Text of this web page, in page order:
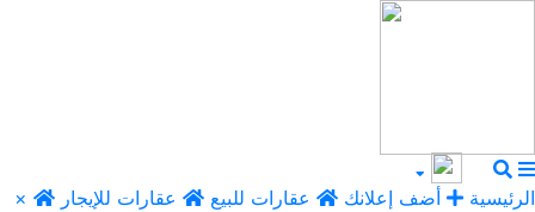
× الرئيسية أضف إعلانك عقارات للبيع
عقارات للإيجار